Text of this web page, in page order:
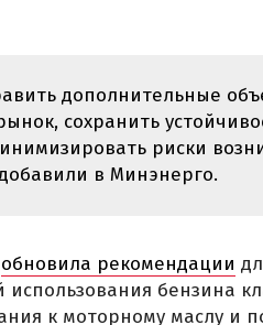
дополнительные
сохранить
риски
в Минэнерго.
обновила рекомендации
бензина
к моторному маслу и